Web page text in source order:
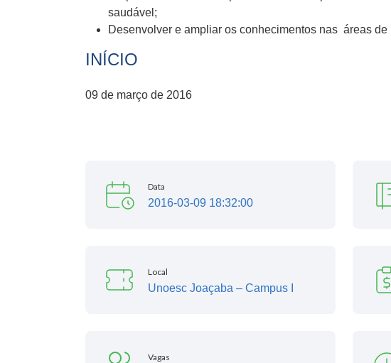
saudável;
Desenvolver e ampliar os conhecimentos nas áreas de
INÍCIO
09 de março de 2016
Data
2016-03-09 18:32:00
Local
Unoesc Joaçaba – Campus I
Vagas